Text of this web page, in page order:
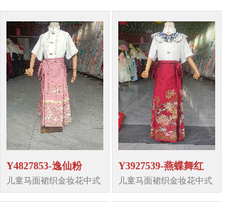
Y4827853-逸仙粉
儿童马面裙织金妆花中式
Y3927539-燕蝶舞红
儿童马面裙织金妆花中式